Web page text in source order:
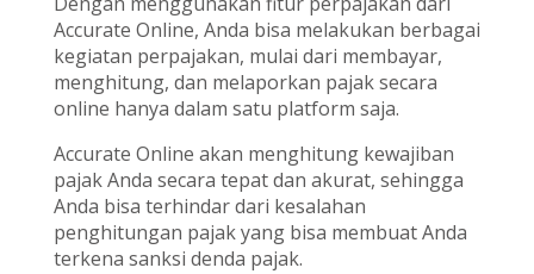
Accurate Online, Anda bisa melakukan berbagai
kegiatan perpajakan, mulai dari membayar,
menghitung, dan melaporkan pajak secara
online hanya dalam satu platform saja.
Accurate Online akan menghitung kewajiban
pajak Anda secara tepat dan akurat, sehingga
Anda bisa terhindar dari kesalahan
penghitungan pajak yang bisa membuat Anda
terkena sanksi denda pajak.